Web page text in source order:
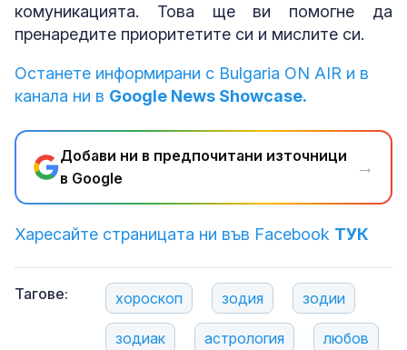
комуникацията. Това ще ви помогне да
пренаредите приоритетите си и мислите си.
Останете информирани с Bulgaria ON AIR и в
канала ни в Google News Showcase.
Добави ни в предпочитани източници
в Google
→
Харесайте страницата ни във Facebook ТУК
Тагове: хороскоп зодия зодии
зодиак астрология любов